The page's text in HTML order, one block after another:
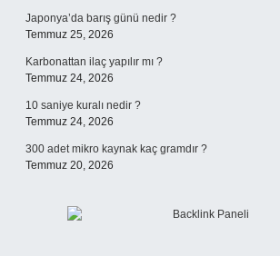
Japonya’da barış günü nedir ?
Temmuz 25, 2026
Karbonattan ilaç yapılır mı ?
Temmuz 24, 2026
10 saniye kuralı nedir ?
Temmuz 24, 2026
300 adet mikro kaynak kaç gramdır ?
Temmuz 20, 2026